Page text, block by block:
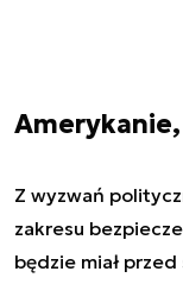
Z wyzwań
zakresu
będzie miał